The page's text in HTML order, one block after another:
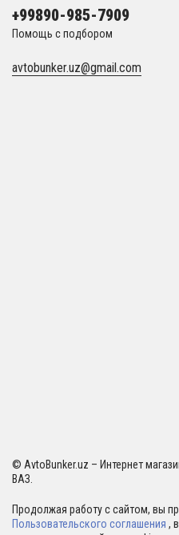
+99890-985-7909
Помощь с подбором
avtobunker.uz@gmail.com
© AvtoBunker.uz – Интернет
ВАЗ.
Продолжая работу с сайтом, вы
Пользовательского соглашения ,